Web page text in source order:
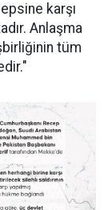
karşı
Anlaşma
tüm